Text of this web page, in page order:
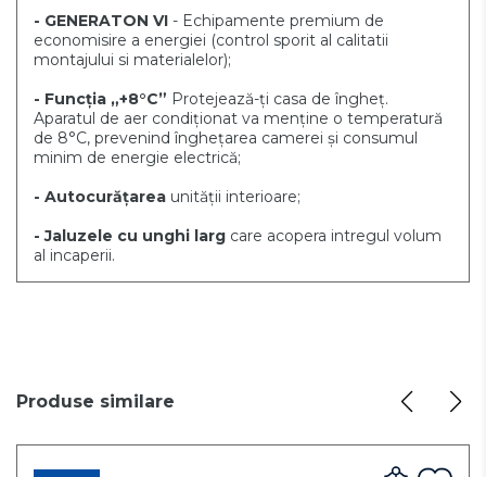
- GENERATON VI - Echipamente premium de
economisire a energiei (control sporit al calitatii
montajului si materialelor);
- Funcția „+8°C” Protejează-ți casa de îngheț.
Aparatul de aer condiționat va menține o temperatură
de 8°C, prevenind înghețarea camerei și consumul
minim de energie electrică;
- Autocurățarea unității interioare;
- Jaluzele cu unghi larg care acopera intregul volum
al incaperii.
Produse similare